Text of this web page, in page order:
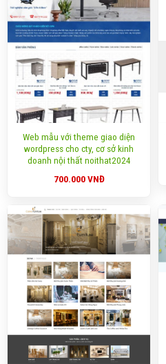
Web mẫu với theme giao diện
wordpress cho cty, cơ sở kinh
doanh nội thất noithat2024
700.000VNĐ